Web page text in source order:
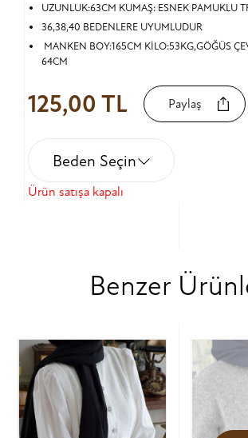
UZUNLUK:63CM KUMAŞ: ESNEK PAMUKLU
36,38,40 BEDENLERE UYUMLUDUR
MANKEN BOY:165CM KİLO:53KG,GÖĞÜS
64CM
125,00 TL Paylaş
Beden Seçin
Ürün satışa kapalı
Benzer